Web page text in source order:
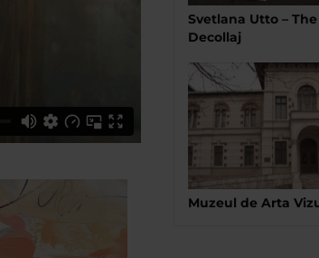
Svetlana Utto –
Decollaj
Muzeul de Arta